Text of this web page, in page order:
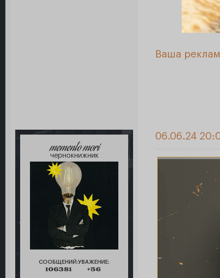
Ваша
memento mori
чернокнижник
СООБЩЕНИЙ:
106381
УВАЖЕНИЕ:
+56
06.06.24